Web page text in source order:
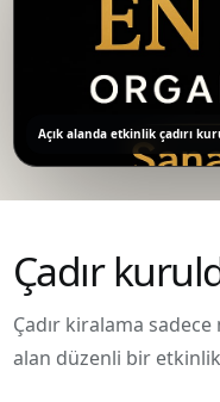
Açık alanda etkinlik çadırı
Çadır
Çadır kiralama sadece
alan düzenli bir